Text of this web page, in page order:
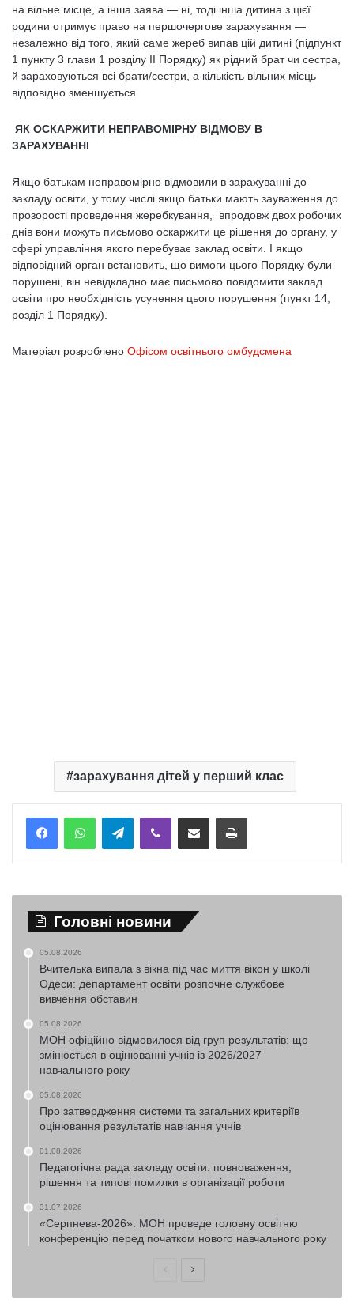
на вільне місце, а інша заява — ні, тоді інша дитина з цієї
родини отримує право на першочергове зарахування —
незалежно від того, який саме жереб випав цій дитині (підпункт
1 пункту 3 глави 1 розділу ІІ Порядку) як рідний брат чи сестра,
й зараховуються всі брати/сестри, а кількість вільних місць
відповідно зменшується.
ЯК ОСКАРЖИТИ НЕПРАВОМІРНУ ВІДМОВУ В
ЗАРАХУВАННІ
Якщо батькам неправомірно відмовили в зарахуванні до
закладу освіти, у тому числі якщо батьки мають зауваження до
прозорості проведення жеребкування, впродовж двох робочих
днів вони можуть письмово оскаржити це рішення до органу, у
сфері управління якого перебуває заклад освіти. І якщо
відповідний орган встановить, що вимоги цього Порядку були
порушені, він невідкладно має письмово повідомити заклад
освіти про необхідність усунення цього порушення (пункт 14,
розділ 1 Порядку).
Матеріал розроблено Офісом освітнього омбудсмена
зарахування дітей у перший клас
TelegramViber Надіслати електронною поштоюНадрукувати
Головні новини
05.08.2026
Вчителька випала з вікна під час миття вікон у школі
Одеси: департамент освіти розпочне службове
вивчення обставин
05.08.2026
МОН офіційно відмовилося від груп результатів: що
змінюється в оцінюванні учнів із 2026/2027
навчального року
05.08.2026
Про затвердження системи та загальних критеріїв
оцінювання результатів навчання учнів
01.08.2026
Педагогічна рада закладу освіти: повноваження,
рішення та типові помилки в організації роботи
31.07.2026
«Серпнева-2026»: МОН проведе головну освітню
конференцію перед початком нового навчального року
ПопередняНаступна